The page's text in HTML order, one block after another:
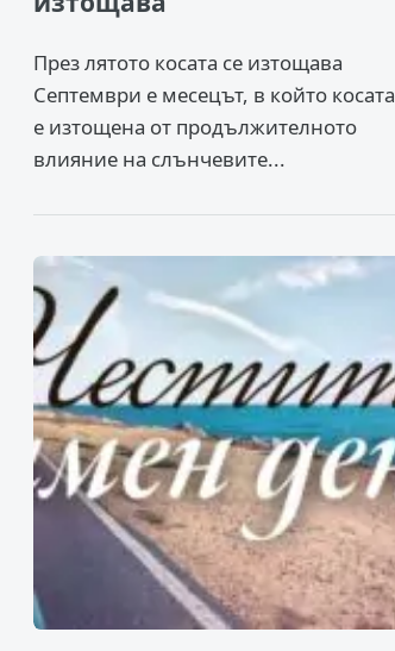
През лятото косата се изтощава
Септември е месецът, в който косата
е изтощена от продължителното
влияние на слънчевите...